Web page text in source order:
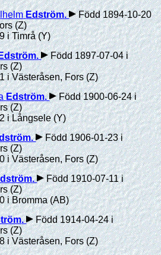
Edström.
Född 1894-10-20
(Z)
i Timrå (Y)
.
Född 1897-07-04 i
(Z)
i Västeråsen, Fors (Z)
Edström.
Född 1900-06-24 i
(Z)
i Långsele (Y)
.
Född 1906-01-23 i
(Z)
i Västeråsen, Fors (Z)
.
Född 1910-07-11 i
(Z)
i Bromma (AB)
.
Född 1914-04-24 i
(Z)
i Västeråsen, Fors (Z)